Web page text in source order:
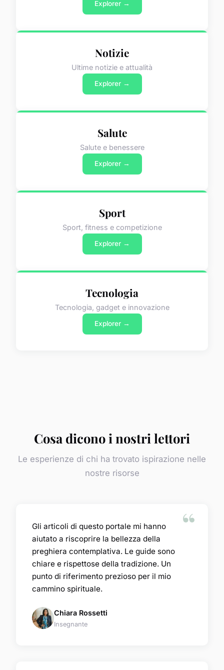
Explorer →
Notizie
Ultime notizie e attualità
Explorer →
Salute
Salute e benessere
Explorer →
Sport
Sport, fitness e competizione
Explorer →
Tecnologia
Tecnologia, gadget e innovazione
Explorer →
Cosa dicono i nostri lettori
Le esperienze di chi ha trovato ispirazione nelle
nostre risorse
Gli articoli di questo portale mi hanno
aiutato a riscoprire la bellezza della
preghiera contemplativa. Le guide sono
chiare e rispettose della tradizione. Un
punto di riferimento prezioso per il mio
cammino spirituale.
Chiara Rossetti
Insegnante